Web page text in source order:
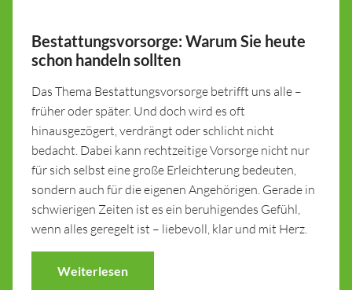
Bestattungsvorsorge: Warum Sie heute
schon handeln sollten
Das Thema Bestattungsvorsorge betrifft uns alle –
früher oder später. Und doch wird es oft
hinausgezögert, verdrängt oder schlicht nicht
bedacht. Dabei kann rechtzeitige Vorsorge nicht nur
für sich selbst eine große Erleichterung bedeuten,
sondern auch für die eigenen Angehörigen. Gerade in
schwierigen Zeiten ist es ein beruhigendes Gefühl,
wenn alles geregelt ist – liebevoll, klar und mit Herz.
Weiterlesen